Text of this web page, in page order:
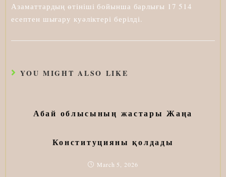
Азаматтардың өтініші бойынша барлығы 17 514
есептен шығару куәліктері берілді.
YOU MIGHT ALSO LIKE
Абай облысының жастары Жаңа
Конституцияны қолдады
March 5, 2026